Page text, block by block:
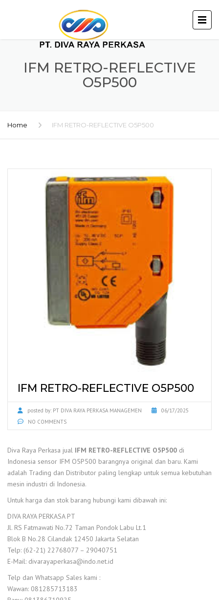
IFM RETRO-REFLECTIVE
O5P500
Home IFM RETRO-REFLECTIVE O5P500
IFM RETRO-REFLECTIVE O5P500
posted by: PT DIVA RAYA PERKASA MANAGEMEN
06/17/2025
NO COMMENTS
Diva Raya Perkasa jual IFM RETRO-REFLECTIVE O5P500 di
Indonesia sensor IFM O5P500 barangnya original dan baru. Kami
adalah Trading dan Distributor paling lengkap untuk semua kebutuhan
mesin industri di Indonesia.
Untuk harga dan stok barang hubungi kami dibawah ini:
DIVA RAYA PERKASA PT
Jl. RS Fatmawati No.72 Taman Pondok Labu Lt.1
Blok B No.28 Cilandak 12450 Jakarta Selatan
Telp: (62-21) 22768077 – 29040751
E-Mail: divarayaperkasa@indo.net.id
Telp dan Whatsapp Sales kami :
Wawan: 081285713183